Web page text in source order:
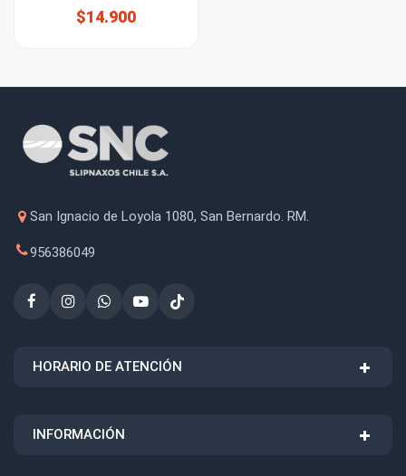
$14.900
San Ignacio de Loyola 1080, San Bernardo. RM.
956386049
HORARIO DE ATENCIÓN
INFORMACIÓN